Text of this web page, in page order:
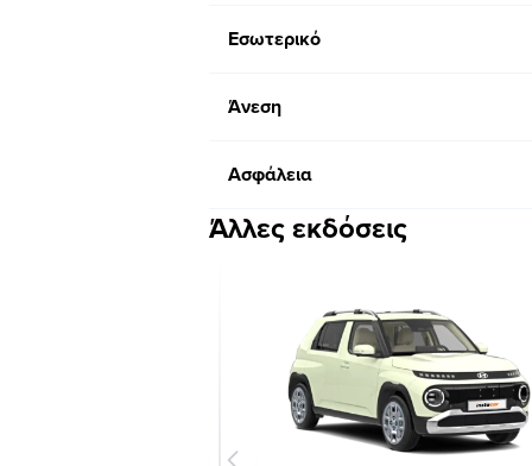
Εσωτερικό
Άνεση
Ασφάλεια
Άλλες εκδόσεις